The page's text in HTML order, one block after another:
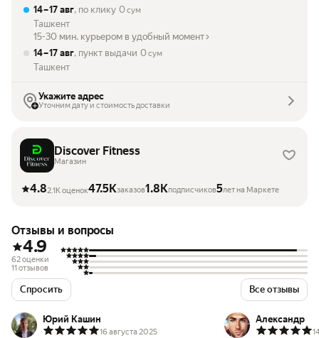
14 – 17 авг, по клику 0 сум
Ташкент
15-30 мин. курьером в удобный момент
14 – 17 авг, пункт выдачи 0 сум
Ташкент
Укажите адрес
Уточним дату и стоимость доставки
Discover Fitness
Магазин
4.82.1K оценок47.5Kзаказов1.8Kподписчиков5лет на Маркете
Отзывы и вопросы
4.9
62 оценки
11 отзывов
Спросить Все отзывы
Юрий Кашин
16 августа 2025
Александр